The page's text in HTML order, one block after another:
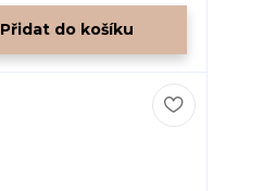
Přidat do košíku